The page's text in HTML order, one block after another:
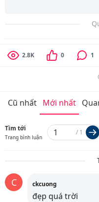
2.8K 0 1
Cũ nhất Mới nhất
Tìm tới
Trang bình luận
/ 1
C ckcuong
đẹp quá trời